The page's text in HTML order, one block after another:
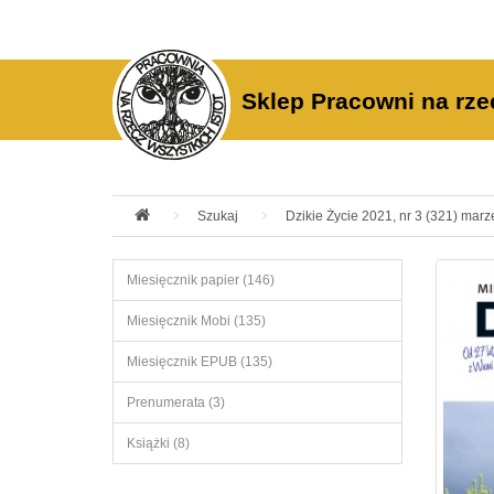
Sklep Pracowni na
Szukaj Dzikie Życie 2021, nr 3 (321)
Miesięcznik papier (146)
Miesięcznik Mobi (135)
Miesięcznik EPUB (135)
Prenumerata (3)
Książki (8)